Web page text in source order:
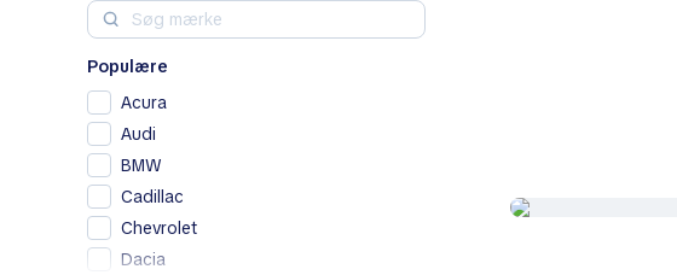
Populære
Acura
Audi
BMW
Cadillac
Chevrolet
Dacia